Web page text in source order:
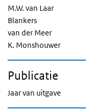
M.W. van Laar
Blankers
van der Meer
K. Monshouwer
Publicatie
Jaar van uitgave